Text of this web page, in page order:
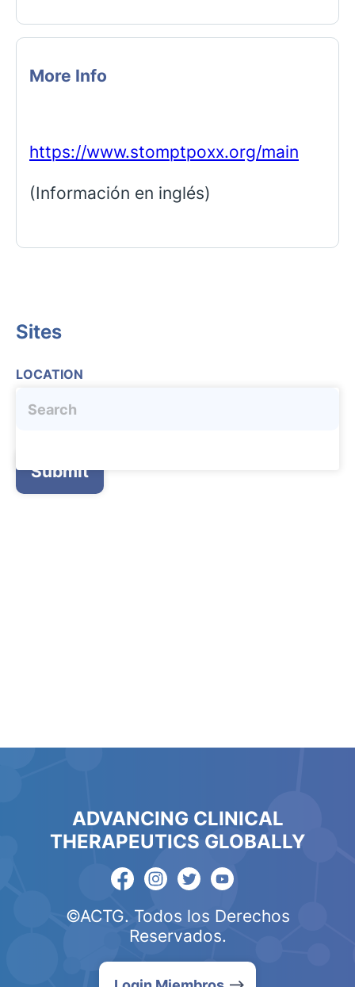
More Info
https://www.stomptpoxx.org/main
(Información en inglés)
Sites
LOCATION
Submit
ADVANCING CLINICAL
THERAPEUTICS GLOBALLY
©ACTG. Todos los Derechos
Reservados.